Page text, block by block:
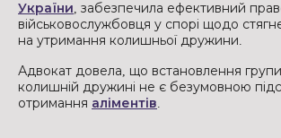
України, забезпечила ефективний
військовослужбовця у спорі щодо
на утримання колишньої дружини.
Адвокат довела, що встановлення групи
колишній дружині не є безумовною
отримання аліментів.